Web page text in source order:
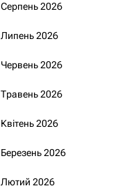
Серпень 2026
Липень 2026
Червень 2026
Травень 2026
Квітень 2026
Березень 2026
Лютий 2026